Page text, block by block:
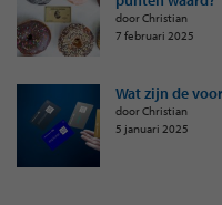
door Christian
7 februari 2025
Wat zijn de
door Christian
5 januari 2025